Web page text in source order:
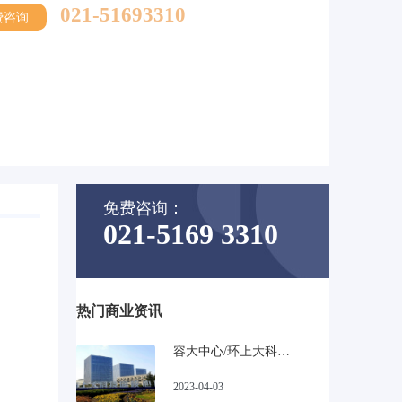
询 021-51693310
免费咨询：
021-5169 3310
热门商业资讯
容大中心/环上大科技园_宝山高性比甲级写字楼
2023-04-03